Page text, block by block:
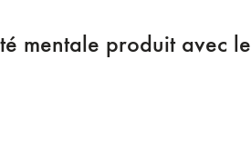
mentale produit avec le